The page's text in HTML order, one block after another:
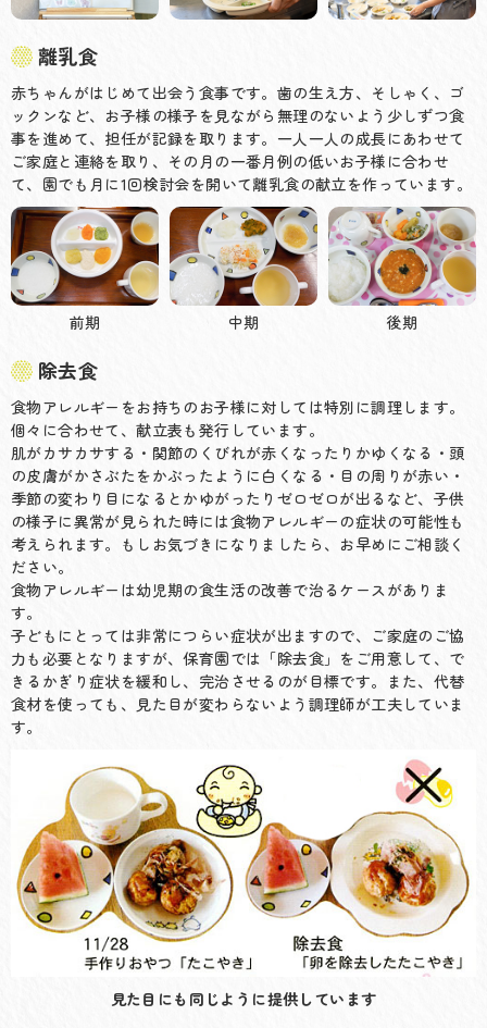
離乳食
赤ちゃんがはじめて出会う食事です。歯の生え方、そしゃく、ゴ
ックンなど、お子様の様子を見ながら無理のないよう少しずつ食
事を進めて、担任が記録を取ります。一人一人の成長にあわせて
ご家庭と連絡を取り、その月の一番月例の低いお子様に合わせ
て、園でも月に1回検討会を開いて離乳食の献立を作っています。
前期 中期 後期
除去食
食物アレルギーをお持ちのお子様に対しては特別に調理します。
個々に合わせて、献立表も発行しています。
肌がカサカサする・関節のくびれが赤くなったりかゆくなる・頭
の皮膚がかさぶたをかぶったように白くなる・目の周りが赤い・
季節の変わり目になるとかゆがったりゼロゼロが出るなど、子供
の様子に異常が見られた時には食物アレルギーの症状の可能性も
考えられます。もしお気づきになりましたら、お早めにご相談く
ださい。
食物アレルギーは幼児期の食生活の改善で治るケースがありま
す。
子どもにとっては非常につらい症状が出ますので、ご家庭のご協
力も必要となりますが、保育園では「除去食」をご用意して、で
きるかぎり症状を緩和し、完治させるのが目標です。また、代替
食材を使っても、見た目が変わらないよう調理師が工夫していま
す。
見た目にも同じように提供しています